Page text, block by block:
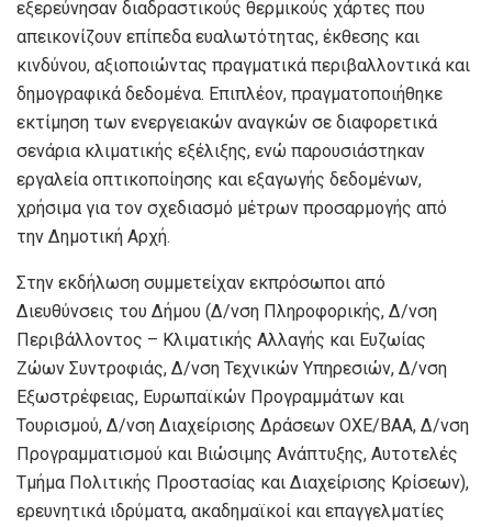
εξερεύνησαν διαδραστικούς θερμικούς χάρτες που
απεικονίζουν επίπεδα ευαλωτότητας, έκθεσης και
κινδύνου, αξιοποιώντας πραγματικά περιβαλλοντικά και
δημογραφικά δεδομένα. Επιπλέον, πραγματοποιήθηκε
εκτίμηση των ενεργειακών αναγκών σε διαφορετικά
σενάρια κλιματικής εξέλιξης, ενώ παρουσιάστηκαν
εργαλεία οπτικοποίησης και εξαγωγής δεδομένων,
χρήσιμα για τον σχεδιασμό μέτρων προσαρμογής από
την Δημοτική Αρχή.
Στην εκδήλωση συμμετείχαν εκπρόσωποι από
Διευθύνσεις του Δήμου (Δ/νση Πληροφορικής, Δ/νση
Περιβάλλοντος – Κλιματικής Αλλαγής και Ευζωίας
Ζώων Συντροφιάς, Δ/νση Τεχνικών Υπηρεσιών, Δ/νση
Εξωστρέφειας, Ευρωπαϊκών Προγραμμάτων και
Τουρισμού, Δ/νση Διαχείρισης Δράσεων ΟΧΕ/ΒΑΑ, Δ/νση
Προγραμματισμού και Βιώσιμης Ανάπτυξης, Αυτοτελές
Τμήμα Πολιτικής Προστασίας και Διαχείρισης Κρίσεων),
ερευνητικά ιδρύματα, ακαδημαϊκοί και επαγγελματίες